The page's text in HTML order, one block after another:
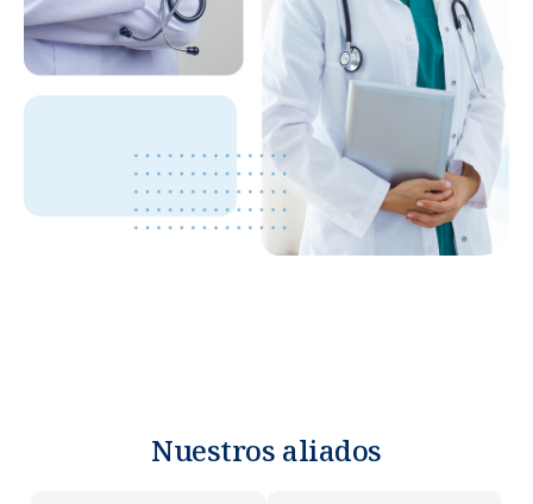
Nuestros aliados